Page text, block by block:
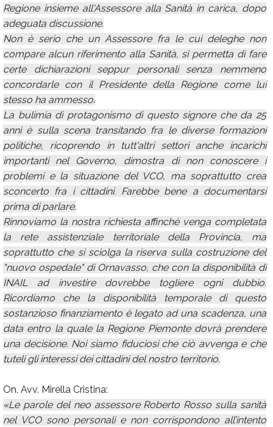
Regione insieme all'Assessore alla Sanità in carica, dopo
adeguata discussione.
Non è serio che un Assessore fra le cui deleghe non
compare alcun riferimento alla Sanità, si permetta di fare
certe dichiarazioni seppur personali senza nemmeno
concordarle con il Presidente della Regione come lui
stesso ha ammesso.
La bulimia di protagonismo di questo signore che da 25
anni è sulla scena transitando fra le diverse formazioni
politiche, ricoprendo in tutt'altri settori anche incarichi
importanti nel Governo, dimostra di non conoscere i
problemi e la situazione del VCO, ma soprattutto crea
sconcerto fra i cittadini. Farebbe bene a documentarsi
prima di parlare.
Rinnoviamo la nostra richiesta affinché venga completata
la rete assistenziale territoriale della Provincia, ma
soprattutto che si sciolga la riserva sulla costruzione del
"nuovo ospedale" di Ornavasso, che con la disponibilità di
INAIL ad investire dovrebbe togliere ogni dubbio.
Ricordiamo che la disponibilità temporale di questo
sostanzioso finanziamento è legato ad una scadenza, una
data entro la quale la Regione Piemonte dovrà prendere
una decisione. Noi siamo fiduciosi che ciò avvenga e che
tuteli gli interessi dei cittadini del nostro territorio.
On. Avv. Mirella Cristina:
«Le parole del neo assessore Roberto Rosso sulla sanità
nel VCO sono personali e non corrispondono all’intento